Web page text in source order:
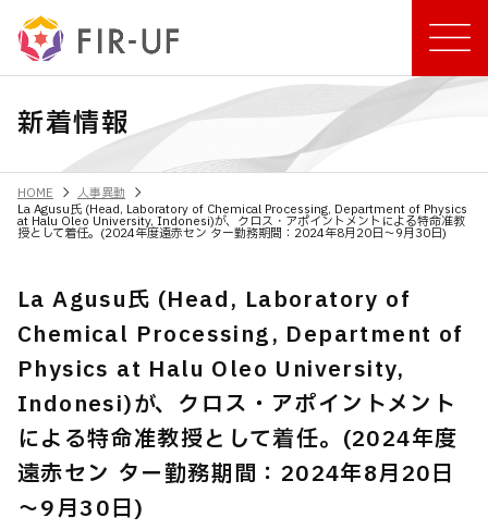
新着情報
HOME chevron_right 人事異動 chevron_right
La Agusu氏 (Head, Laboratory of Chemical Processing, Department of Physics
at Halu Oleo University, Indonesi)が、クロス・アポイントメントによる特命准教
授として着任。(2024年度遠赤セン ター勤務期間：2024年8月20日～9月30日)
La Agusu氏 (Head, Laboratory of
Chemical Processing, Department of
Physics at Halu Oleo University,
Indonesi)が、クロス・アポイントメント
による特命准教授として着任。(2024年度
遠赤セン ター勤務期間：2024年8月20日
～9月30日)